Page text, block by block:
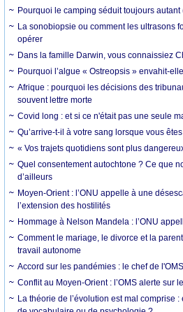
Pourquoi le camping séduit toujours
La sonobiopsie ou comment les ultrasons
opérer
Dans la famille Darwin, vous connaissiez
Pourquoi l’algue « Ostreopsis » envahit-
Afrique : pourquoi les décisions des
souvent lettre morte
Covid long : et si ce n'était pas une seule
Qu’arrive-t-il à votre sang lorsque vous
« Vos trajets quotidiens sont plus
Quel consentement autochtone ? Ce que
d’ailleurs
Moyen-Orient : l’ONU appelle à une
l’extension des hostilités
Hommage à Nelson Mandela : l’ONU
Comment le mariage, le divorce et la
travail autonome
Accord sur les pandémies : le chef de
Conflit au Moyen-Orient : l’OMS alerte sur
La théorie de l’évolution est mal comprise